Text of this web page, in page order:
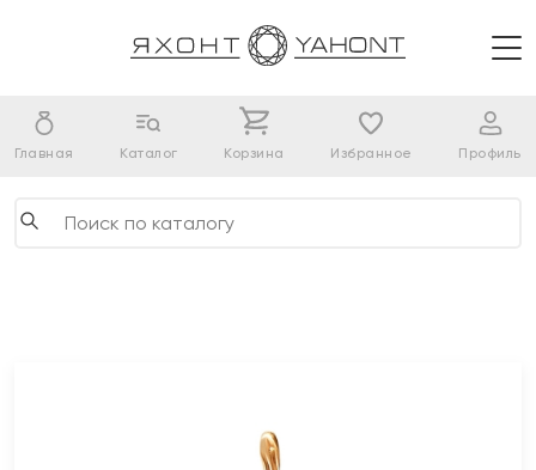
Главная Каталог Корзина Избранное Профиль